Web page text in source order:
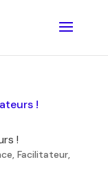
!
, Facilitateur,